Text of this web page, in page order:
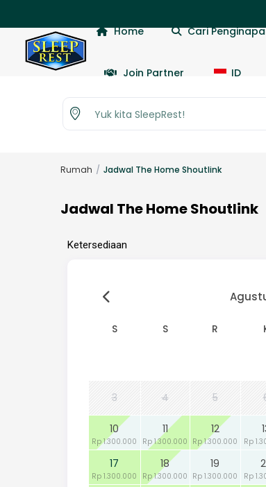
Home Cari
Join Partner ID
Yuk kita SleepRest!
Rumah Jadwal The Home Shoutlink
Jadwal The Home Shoutlink
Ketersediaan
S S R
3 4 5
10
Rp 1.300.000
11
Rp 1.300.000
12
Rp 1.300.000 Rp
17
Rp 1.300.000
18
Rp 1.300.000
19
Rp 1.300.000 Rp